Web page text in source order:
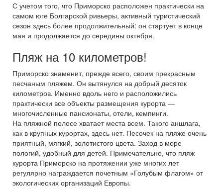
С учетом того, что Приморско расположен практически на
самом юге Болгарской ривьеры, активный туристический
сезон здесь более продолжительный: он стартует в конце
мая и продолжается до середины октября.
Пляж на 10 километров!
Приморско знаменит, прежде всего, своим прекрасным
песчаным пляжем. Он вытянулся на добрый десяток
километров. Именно вдоль него и расположились
практически все объекты размещения курорта —
многочисленные пансионаты, отели, кемпинги.
На пляжной полосе хватает места всем. Такого аншлага,
как в крупных курортах, здесь нет. Песочек на пляже очень
приятный, мягкий, золотистого цвета. Заход в море
пологий, удобный для детей. Примечательно, что пляж
курорта Приморско на протяжении уже многих лет
регулярно награждается почетным «Голубым флагом» от
экологических организаций Европы.